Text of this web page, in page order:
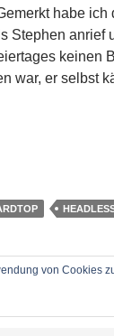
habe
Stephen anrief
keinen
war, er selbst
von Cookies